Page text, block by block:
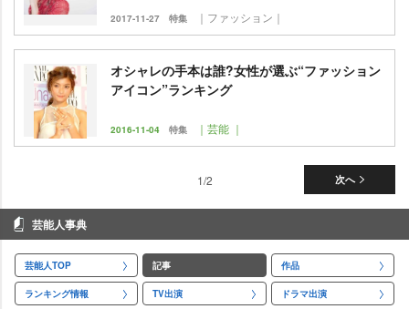
2017-11-27 特集 ｜ファッション｜
オシャレの手本は誰?女性が選ぶ“ファッション
アイコン”ランキング
2016-11-04 特集 ｜芸能 ｜
次へ
1/2
芸能人事典
芸能人TOP 記事 作品
ランキング情報 TV出演 ドラマ出演